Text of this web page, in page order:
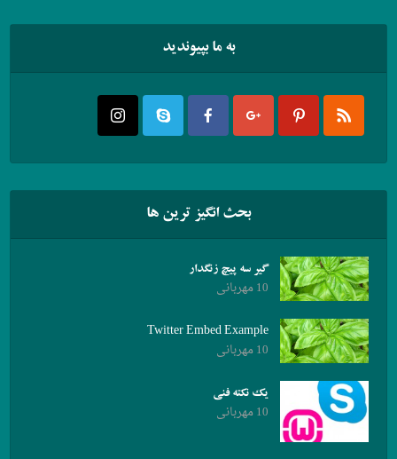
به ما بپیوندید
بحث انگیز ترین ها
گیر سه پیچ زنگدار
10 مهربانی
Twitter Embed Example
10 مهربانی
یک نکته فنی
10 مهربانی